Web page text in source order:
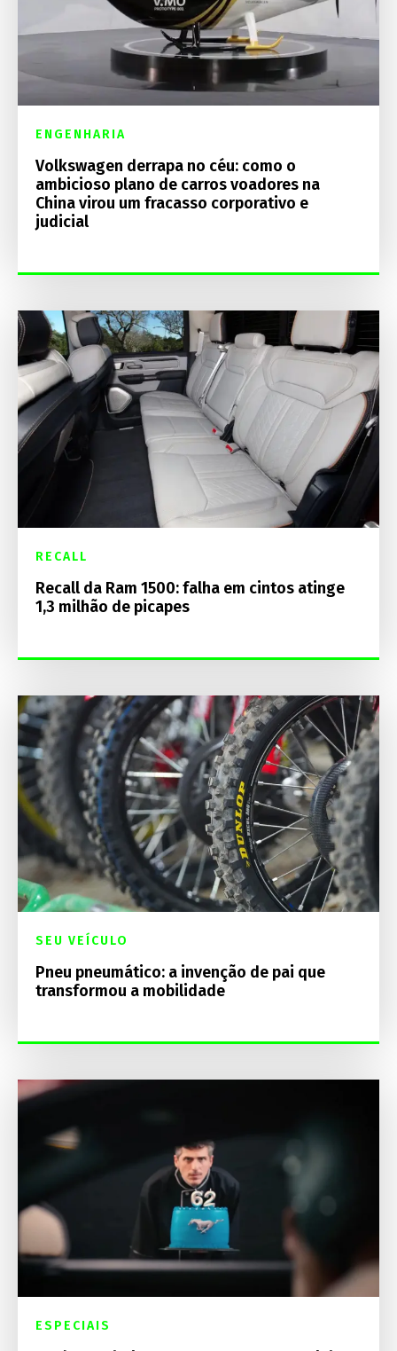
ENGENHARIA
Volkswagen derrapa no céu: como o
ambicioso plano de carros voadores na
China virou um fracasso corporativo e
judicial
RECALL
Recall da Ram 1500: falha em cintos atinge
1,3 milhão de picapes
SEU VEÍCULO
Pneu pneumático: a invenção de pai que
transformou a mobilidade
ESPECIAIS